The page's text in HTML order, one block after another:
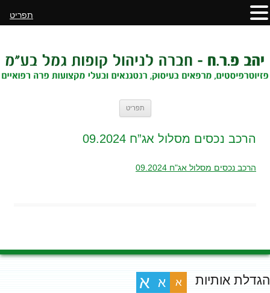
תפריט
הרכב נכסים מסלול אג”ח 09.2024
הרכב נכסים מסלול אג"ח 09.2024
הגדלת אותיות א א א
תפריט